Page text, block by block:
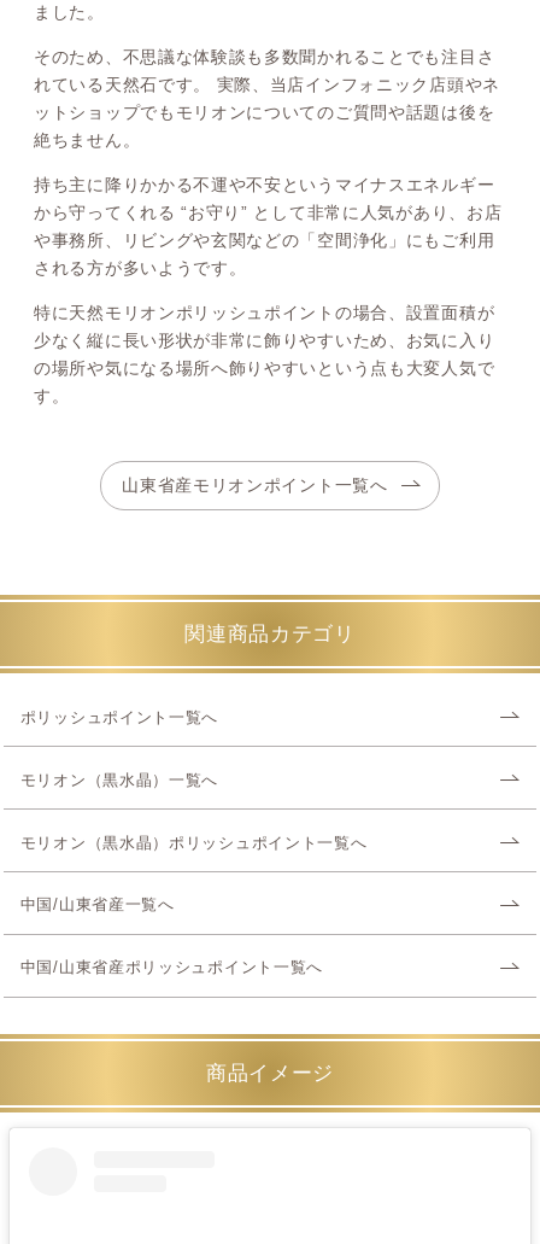
ました。
そのため、不思議な体験談も多数聞かれることでも注目さ
れている天然石です。 実際、当店インフォニック店頭やネ
ットショップでもモリオンについてのご質問や話題は後を
絶ちません。
持ち主に降りかかる不運や不安というマイナスエネルギー
から守ってくれる “お守り” として非常に人気があり、お店
や事務所、リビングや玄関などの「空間浄化」にもご利用
される方が多いようです。
特に天然モリオンポリッシュポイントの場合、設置面積が
少なく縦に長い形状が非常に飾りやすいため、お気に入り
の場所や気になる場所へ飾りやすいという点も大変人気で
す。
山東省産モリオンポイント一覧へ
関連商品カテゴリ
ポリッシュポイント一覧へ
モリオン（黒水晶）一覧へ
モリオン（黒水晶）ポリッシュポイント一覧へ
中国/山東省産一覧へ
中国/山東省産ポリッシュポイント一覧へ
商品イメージ